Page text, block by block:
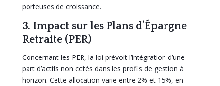
porteuses de croissance.
3. Impact sur les Plans d’Épargne
Retraite (PER)
Concernant les PER, la loi prévoit l’intégration d’une
part d’actifs non cotés dans les profils de gestion à
horizon. Cette allocation varie entre 2% et 15%, en